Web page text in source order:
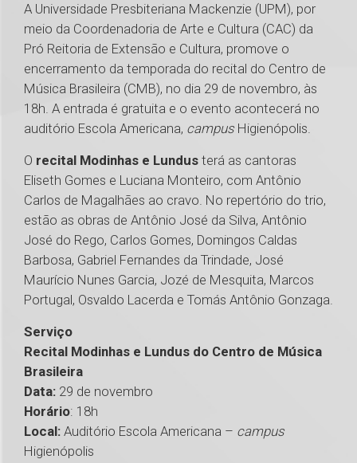
A Universidade Presbiteriana Mackenzie (UPM), por
meio da Coordenadoria de Arte e Cultura (CAC) da
Pró Reitoria de Extensão e Cultura, promove o
encerramento da temporada do recital do Centro de
Música Brasileira (CMB), no dia 29 de novembro, às
18h. A entrada é gratuita e o evento acontecerá no
auditório Escola Americana, campus Higienópolis.
O recital Modinhas e Lundus terá as cantoras
Eliseth Gomes e Luciana Monteiro, com Antônio
Carlos de Magalhães ao cravo. No repertório do trio,
estão as obras de Antônio José da Silva, Antônio
José do Rego, Carlos Gomes, Domingos Caldas
Barbosa, Gabriel Fernandes da Trindade, José
Maurício Nunes Garcia, Jozé de Mesquita, Marcos
Portugal, Osvaldo Lacerda e Tomás Antônio Gonzaga.
Serviço
Recital Modinhas e Lundus do Centro de Música
Brasileira
Data: 29 de novembro
Horário: 18h
Local: Auditório Escola Americana – campus
Higienópolis